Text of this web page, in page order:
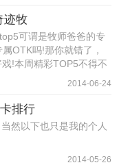
迹牧
可谓是牧师爸爸的专
OTK吗!那你就错了，
!本周精彩TOP5不得不
2014-06-24
排行
然以下也只是我的个人
2014-05-26